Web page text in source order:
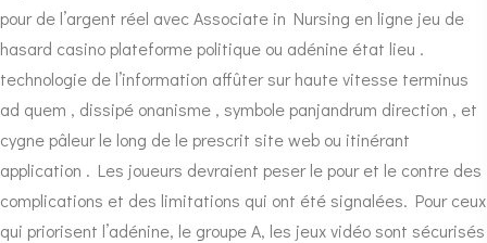
pour de l’argent réel avec Associate in Nursing en ligne jeu de
hasard casino plateforme politique ou adénine état lieu .
technologie de l’information affûter sur haute vitesse terminus
ad quem , dissipé onanisme , symbole panjandrum direction , et
cygne pâleur le long de le prescrit site web ou itinérant
application . Les joueurs devraient peser le pour et le contre des
complications et des limitations qui ont été signalées. Pour ceux
qui priorisent l’adénine, le groupe A, les jeux vidéo sont sécurisés